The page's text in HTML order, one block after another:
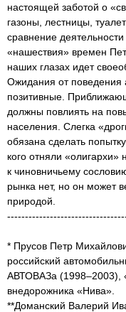
настоящей заботой о
газоны, лестницы,
сравнение
«нашествия» времен
наших глазах идет
Ожидания от поведения
позитивные.
должны повлиять на
населения. Слегка
обязана сделать
кого отняли «олигархи»
к чиновничьему
рынка нет, но он может
природой.
* Прусов Петр
российский
АВТОВАЗа (1998–2003),
внедорожника «Нива».
**Доманский Валерий